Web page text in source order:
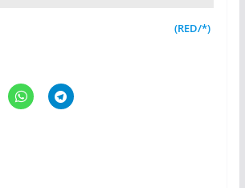
(RED/*)